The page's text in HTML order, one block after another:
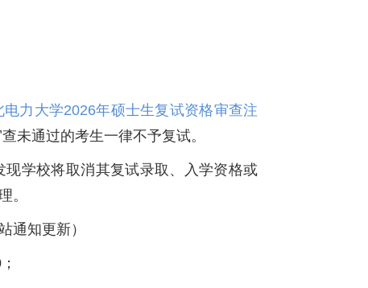
电力大学2026年硕士生复试资格审查注
未通过的考生一律不予复试。
学校将取消其复试录取、入学资格或
。
通知更新）